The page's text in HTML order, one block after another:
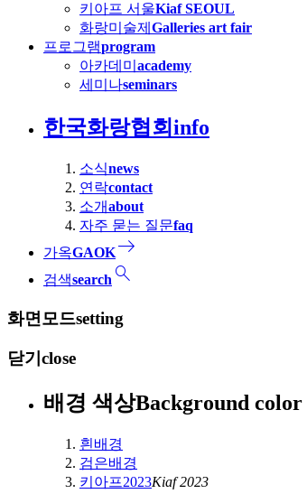
키아프 서울Kiaf SEOUL
화랑미술제 Galleries art fair
프로그램program
아카데미 academy
세미나seminars
한국화랑협회info
소식news
연락contact
소개about
자주 묻는 질문faq
가옥GAOKeast
검색search search
화면모드setting
닫기 close
배경 색상Background color
흰배경
검은배경
키아프2023Kiaf 2023